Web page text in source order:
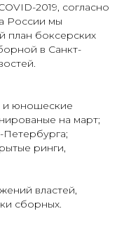
2019, согласно
России мы
план боксерских
в Санкт-
и юношеские
на март;
Петербурга;
ринги,
властей,
сборных.